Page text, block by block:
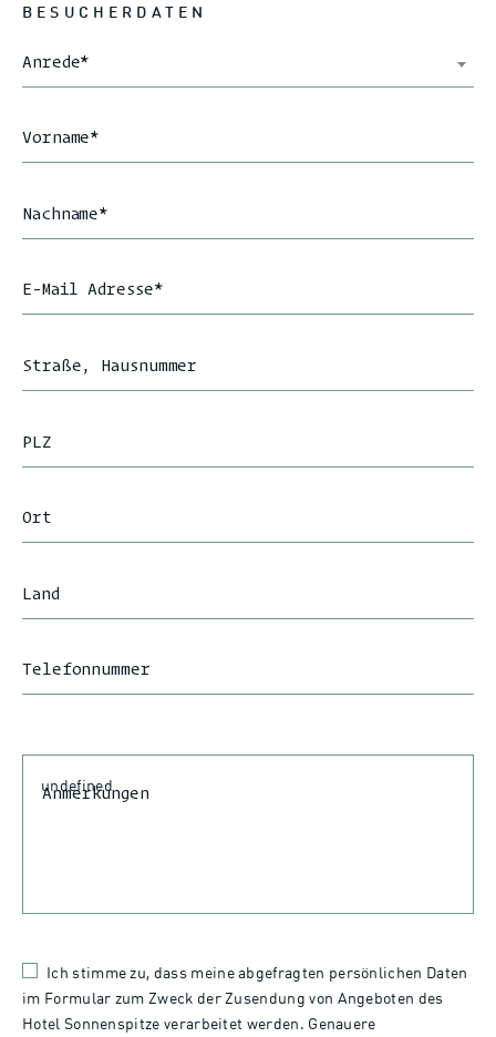
BESUCHERDATEN
Anrede*
Vorname*
Nachname*
E-Mail Adresse*
Straße, Hausnummer
PLZ
Ort
Land
Telefonnummer
Anmerkungen
Ich stimme zu, dass meine abgefragten persönlichen Daten
im Formular zum Zweck der Zusendung von Angeboten des
Hotel Sonnenspitze verarbeitet werden. Genauere